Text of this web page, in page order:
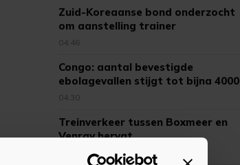
Zuid-Koreaanse bond onderzocht
om aanstelling trainer
04:46
Congo: aantal bevestigde
ebolagevallen stijgt tot bijna 4000
04:30
Treinverkeer tussen Boxmeer en
Venray hervat